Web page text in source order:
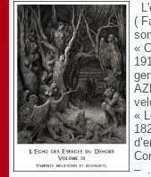
(
«
«
–